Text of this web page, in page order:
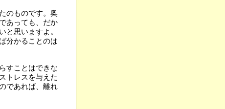
のものです。奥
あっても、だか
と思いますよ。
分かることのは
すことはできな
トレスを与えた
であれば、離れ